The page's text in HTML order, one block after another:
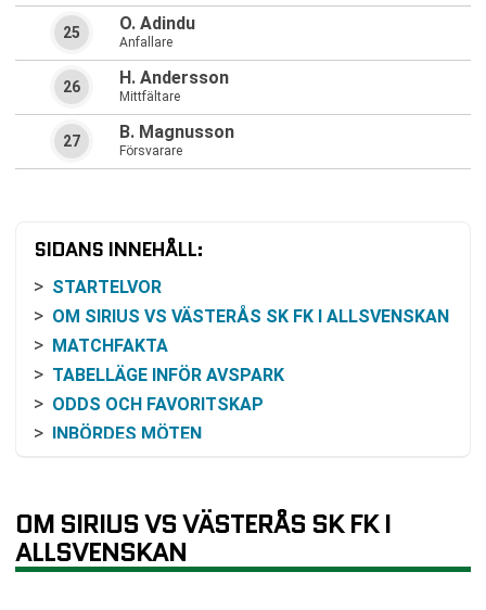
O. Adindu
Anfallare
25
H. Andersson
Mittfältare
26
B. Magnusson
Försvarare
27
SIDANS INNEHÅLL:
STARTELVOR
OM SIRIUS VS VÄSTERÅS SK FK I ALLSVENSKAN
MATCHFAKTA
TABELLÄGE INFÖR AVSPARK
ODDS OCH FAVORITSKAP
INBÖRDES MÖTEN
SÅ KAN DU FÖLJA MATCHEN
VANLIGA FRÅGOR OM SIRIUS VS VÄSTERÅS SK
FK
OM SIRIUS VS VÄSTERÅS SK FK I
ALLSVENSKAN